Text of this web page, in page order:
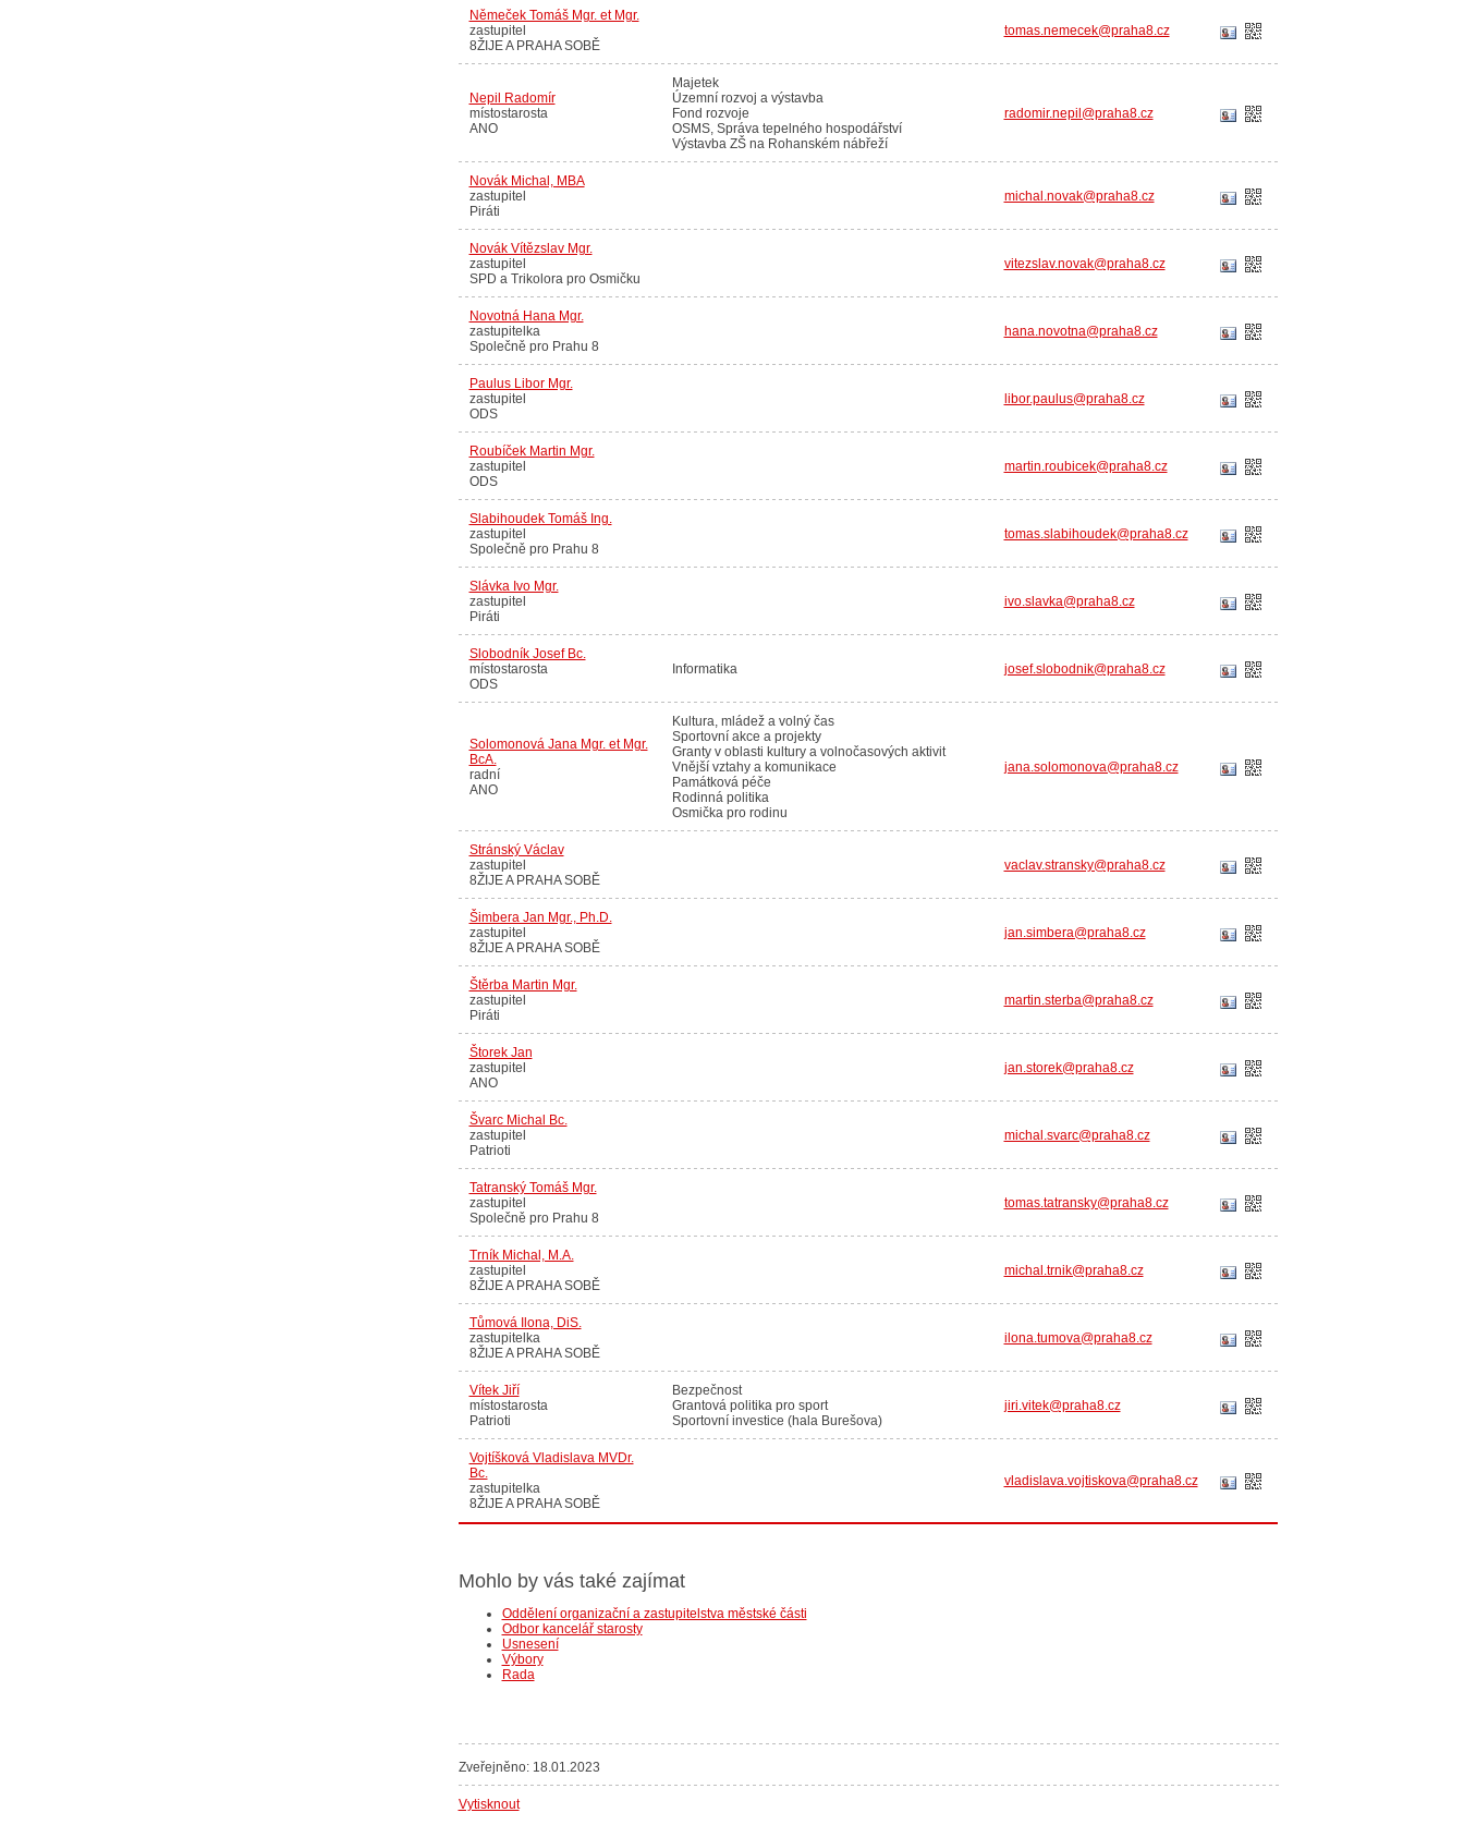
Němeček Tomáš Mgr. et Mgr.
zastupitel
8ŽIJE A PRAHA SOBĚ
tomas.nemecek@praha8.cz
Nepil Radomír
místostarosta
ANO
Majetek
Územní rozvoj a výstavba
Fond rozvoje
OSMS, Správa tepelného hospodářství
Výstavba ZŠ na Rohanském nábřeží
radomir.nepil@praha8.cz
Novák Michal, MBA
zastupitel
Piráti
michal.novak@praha8.cz
Novák Vítězslav Mgr.
zastupitel
SPD a Trikolora pro Osmičku
vitezslav.novak@praha8.cz
Novotná Hana Mgr.
zastupitelka
Společně pro Prahu 8
hana.novotna@praha8.cz
Paulus Libor Mgr.
zastupitel
ODS
libor.paulus@praha8.cz
Roubíček Martin Mgr.
zastupitel
ODS
martin.roubicek@praha8.cz
Slabihoudek Tomáš Ing.
zastupitel
Společně pro Prahu 8
tomas.slabihoudek@praha8.cz
Slávka Ivo Mgr.
zastupitel
Piráti
ivo.slavka@praha8.cz
Slobodník Josef Bc.
místostarosta
ODS
Informatika josef.slobodnik@praha8.cz
Solomonová Jana Mgr. et Mgr.
BcA.
radní
ANO
Kultura, mládež a volný čas
Sportovní akce a projekty
Granty v oblasti kultury a volnočasových aktivit
Vnější vztahy a komunikace
Památková péče
Rodinná politika
Osmička pro rodinu
jana.solomonova@praha8.cz
Stránský Václav
zastupitel
8ŽIJE A PRAHA SOBĚ
vaclav.stransky@praha8.cz
Šimbera Jan Mgr., Ph.D.
zastupitel
8ŽIJE A PRAHA SOBĚ
jan.simbera@praha8.cz
Štěrba Martin Mgr.
zastupitel
Piráti
martin.sterba@praha8.cz
Štorek Jan
zastupitel
ANO
jan.storek@praha8.cz
Švarc Michal Bc.
zastupitel
Patrioti
michal.svarc@praha8.cz
Tatranský Tomáš Mgr.
zastupitel
Společně pro Prahu 8
tomas.tatransky@praha8.cz
Trník Michal, M.A.
zastupitel
8ŽIJE A PRAHA SOBĚ
michal.trnik@praha8.cz
Tůmová Ilona, DiS.
zastupitelka
8ŽIJE A PRAHA SOBĚ
ilona.tumova@praha8.cz
Vítek Jiří
místostarosta
Patrioti
Bezpečnost
Grantová politika pro sport
Sportovní investice (hala Burešova)
jiri.vitek@praha8.cz
Vojtíšková Vladislava MVDr.
Bc.
zastupitelka
8ŽIJE A PRAHA SOBĚ
vladislava.vojtiskova@praha8.cz
Mohlo by vás také zajímat
Oddělení organizační a zastupitelstva městské části
Odbor kancelář starosty
Usnesení
Výbory
Rada
Zveřejněno: 18.01.2023
Vytisknout